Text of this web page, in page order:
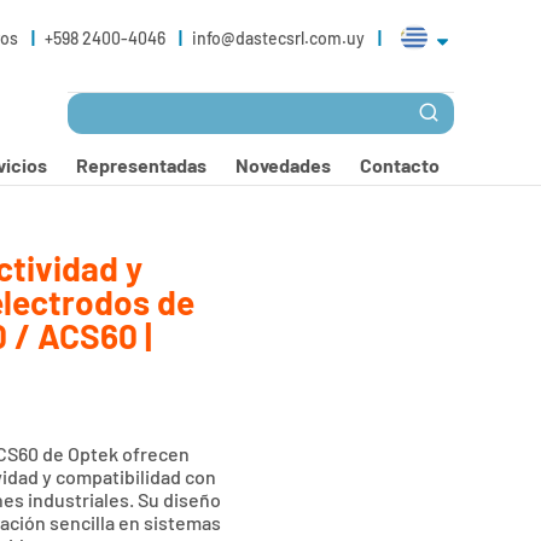
+598 2400-4046 info@dastecsrl.com.uy
Representadas Novedades Contacto
y
de
/ ACS60 |
de Optek ofrecen
y compatibilidad con
industriales. Su diseño
sencilla en sistemas